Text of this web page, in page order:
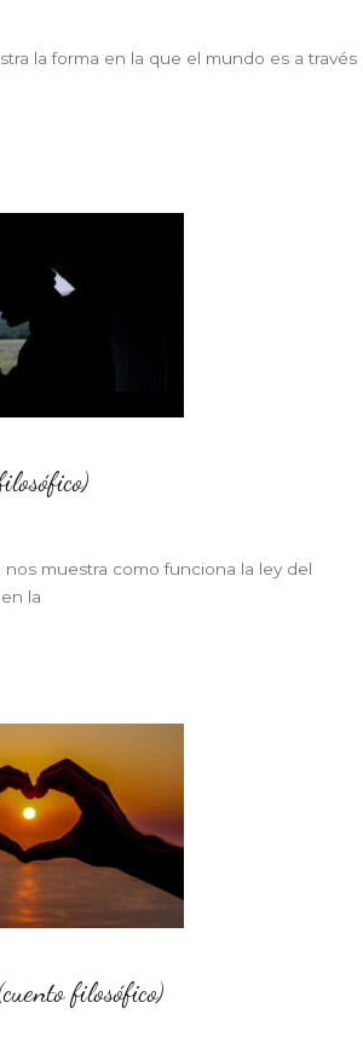
la forma en la que el mundo es a través
muestra como funciona la ley del
la
filosófico)